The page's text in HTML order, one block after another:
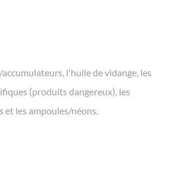
accumulateurs, l'huile de vidange, les
(produits dangereux), les
et les ampoules/néons.